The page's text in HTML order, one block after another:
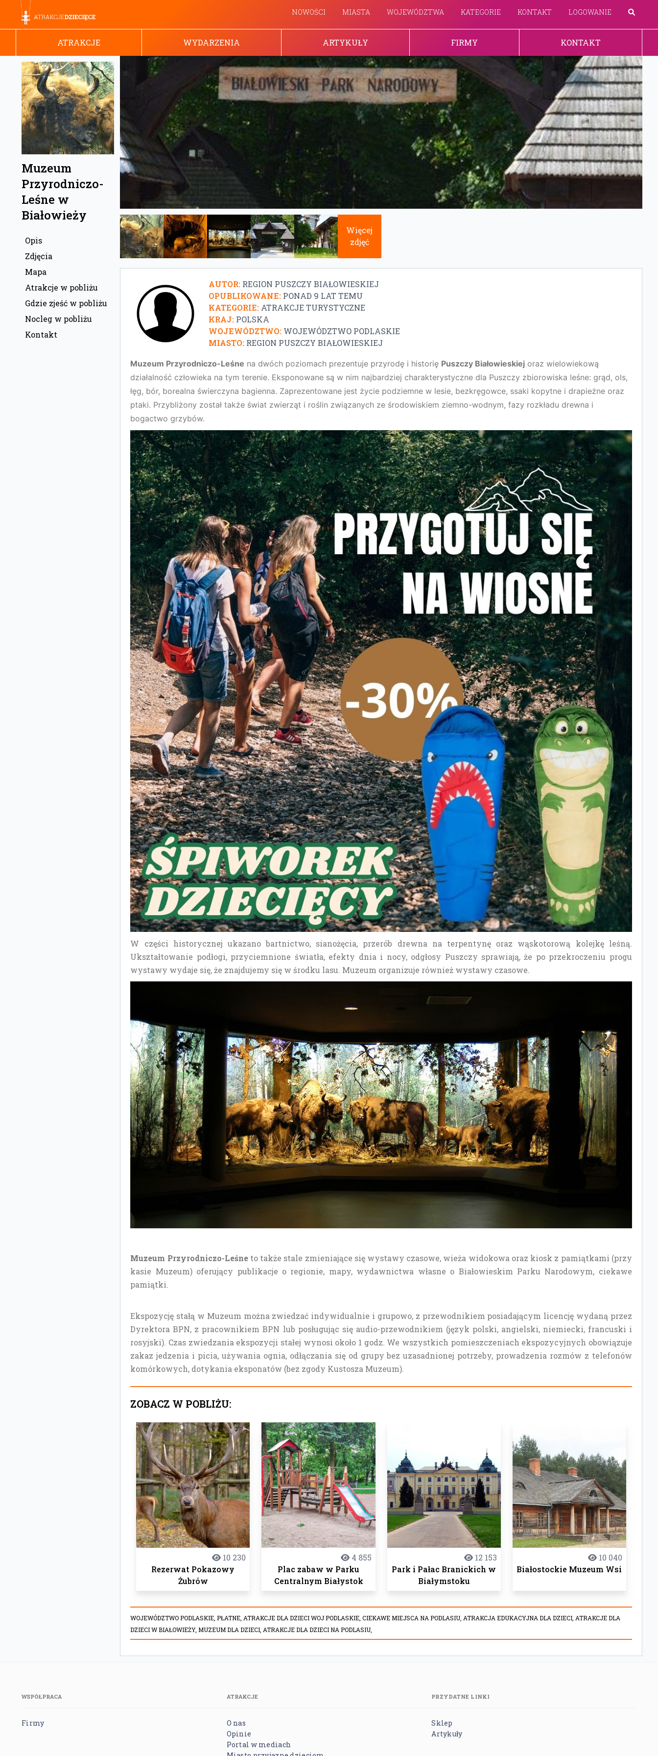
NOWOŚCI MIASTA WOJEWÓDZTWA KATEGORIE KONTAKT LOGOWANIE
ATRAKCJE WYDARZENIA ARTYKUŁY FIRMY KONTAKT
Muzeum
Przyrodniczo-
Leśne w
Białowieży
Opis
Zdjęcia
Mapa
Atrakcje w pobliżu
Gdzie zjeść w pobliżu
Nocleg w pobliżu
Kontakt
Więcej
zdjęć
AUTOR: REGION PUSZCZY BIAŁOWIESKIEJ
OPUBLIKOWANE: PONAD 9 LAT TEMU
KATEGORIE: ATRAKCJE TURYSTYCZNE
KRAJ: POLSKA
WOJEWÓDZTWO: WOJEWÓDZTWO PODLASKIE
MIASTO: REGION PUSZCZY BIAŁOWIESKIEJ
Muzeum Przyrodniczo-Leśne na dwóch poziomach prezentuje przyrodę i historię Puszczy Białowieskiej oraz wielowiekową
działalność człowieka na tym terenie. Eksponowane są w nim najbardziej charakterystyczne dla Puszczy zbiorowiska leśne: grąd, ols,
łęg, bór, borealna świerczyna bagienna. Zaprezentowane jest życie podziemne w lesie, bezkręgowce, ssaki kopytne i drapieżne oraz
ptaki. Przybliżony został także świat zwierząt i roślin związanych ze środowiskiem ziemno-wodnym, fazy rozkładu drewna i
bogactwo grzybów.
W części historycznej ukazano bartnictwo, sianożęcia, przerób drewna na terpentynę oraz wąskotorową kolejkę leśną.
Ukształtowanie podłogi, przyciemnione światła, efekty dnia i nocy, odgłosy Puszczy sprawiają, że po przekroczeniu progu
wystawy wydaje się, że znajdujemy się w środku lasu. Muzeum organizuje również wystawy czasowe.
Muzeum Przyrodniczo-Leśneto także stale zmieniające się wystawy czasowe, wieża widokowa oraz kiosk z pamiątkami (przy
kasie Muzeum) oferujący publikacje o regionie, mapy, wydawnictwa własne o Białowieskim Parku Narodowym, ciekawe
pamiątki.
Ekspozycję stałą w Muzeum można zwiedzać indywidualnie i grupowo, z przewodnikiem posiadającym licencję wydaną przez
Dyrektora BPN, z pracownikiem BPN lub posługując się audio-przewodnikiem (język polski, angielski, niemiecki, francuski i
rosyjski). Czas zwiedzania ekspozycji stałej wynosi około 1 godz. We wszystkich pomieszczeniach ekspozycyjnych obowiązuje
zakaz jedzenia i picia, używania ognia, odłączania się od grupy bez uzasadnionej potrzeby, prowadzenia rozmów z telefonów
komórkowych, dotykania eksponatów (bez zgody Kustosza Muzeum).
ZOBACZ W POBLIŻU:
10 230
Rezerwat Pokazowy
Żubrów
4 855
Plac zabaw w Parku
Centralnym Białystok
12 153
Park i Pałac Branickich w
Białymstoku
10 040
Białostockie Muzeum Wsi
WOJEWÓDZTWO PODLASKIE,PŁATNE, ATRAKCJE DLA DZIECI WOJ PODLASKIE,CIEKAWE MIEJSCA NA PODLASIU, ATRAKCJA EDUKACYJNA DLA DZIECI, ATRAKCJE DLA
DZIECI W BIAŁOWIEŻY,MUZEUM DLA DZIECI, ATRAKCJE DLA DZIECI NA PODLASIU,
WSPÓŁPRACA
Firmy
ATRAKCJE
O nas
Opinie
Portal w mediach
PRZYDATNE LINKI
Sklep
Artykuły